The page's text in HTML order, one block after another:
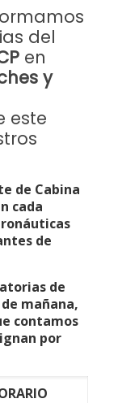
del
en
y
este
de Cabina
cada
de
de
mañana,
contamos
por